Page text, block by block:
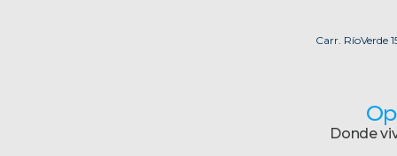
Carr. RíoVerde
Donde